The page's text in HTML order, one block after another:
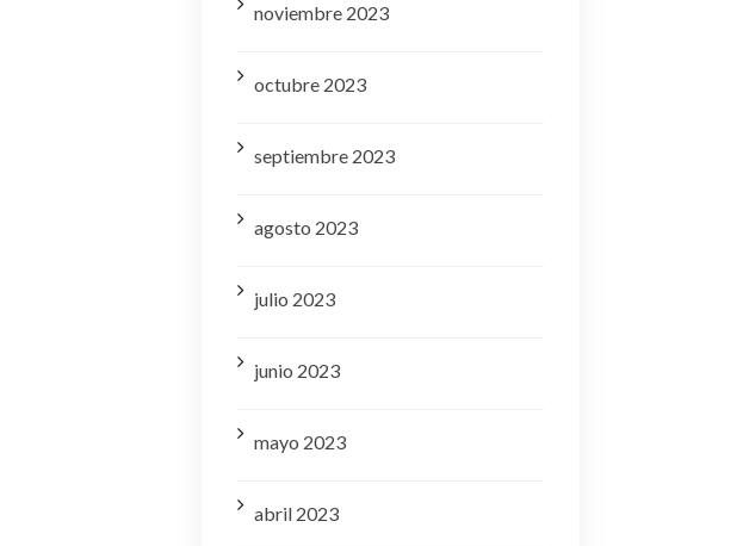
noviembre 2023
octubre 2023
septiembre 2023
agosto 2023
julio 2023
junio 2023
mayo 2023
abril 2023